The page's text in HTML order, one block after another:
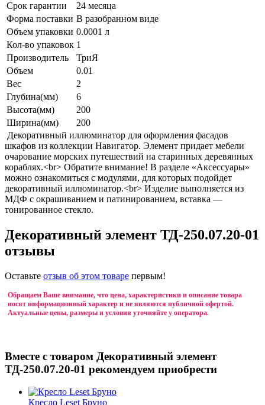
Срок гарантии
24 месяца
Форма поставки В разобранном виде
Объем упаковки 0.0001 л
Кол-во упаковок 1
Производитель
ТриЯ
Объем
0.01
Вес
2
Глубина(мм)
6
Высота(мм)
200
Ширина(мм)
200
Декоративный иллюминатор для оформления фасадов
шкафов из коллекции Навигатор. Элемент придает мебели
очарование морских путешествий на старинных деревянных
кораблях.<br> Обратите внимание! В разделе «Аксессуары»
можно ознакомиться с модулями, для которых подойдет
декоративный иллюминатор.<br> Изделие выполняется из
МДФ с окрашиванием и патинированием, вставка —
тонированное стекло.
Декоративный элемент ТД-250.07.20-01
отзывы
Оставьте отзыв об этом товаре первым!
Обращаем Ваше внимание, что цена, характеристики и описание товара
носят информационный характер и не являются публичной офертой.
Актуальные цены, размеры и условия уточняйте у оператора.
Вместе с товаром Декоративный элемент
ТД-250.07.20-01 рекомендуем приобрести
Кресло Leset Бруно